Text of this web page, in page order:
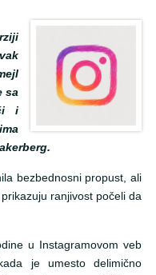
sa
i
bezbednosni propust, ali
ranjivost počeli da
u Instagramovom veb
je umesto delimično